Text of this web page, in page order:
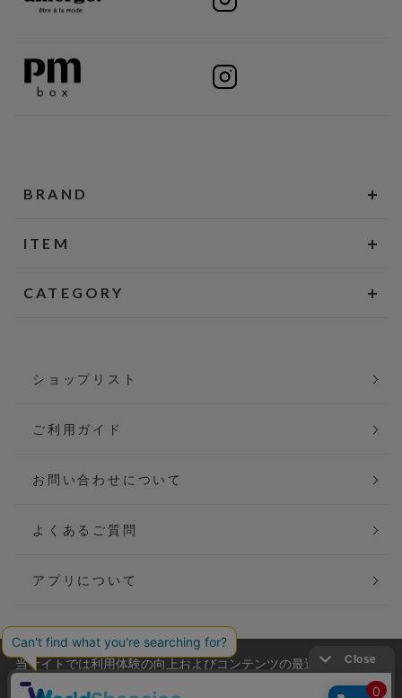
BRAND
ITEM
CATEGORY
ショップリスト
ご利用ガイド
お問い合わせについて
よくあるご質問
アプリについて
会社概要
当サイトでは利用体験の向上およびコンテンツの最適な提供、ト
ラフィックの分析を目的としてCookieを使用しています。